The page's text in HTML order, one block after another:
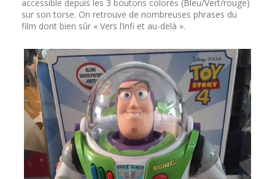
accessible depuis les 3 boutons colorés (Bleu/Vert/rouge)
sur son torse. On retrouve de nombreuses phrases du
film dont bien sûr « Vers l’infi et au-delà ».